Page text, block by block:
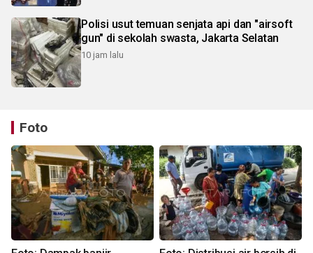
Polisi usut temuan senjata api dan "airsoft
gun" di sekolah swasta, Jakarta Selatan
10 jam lalu
Foto